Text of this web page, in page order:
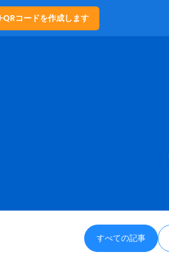
QRコードを作成します
すべての記事